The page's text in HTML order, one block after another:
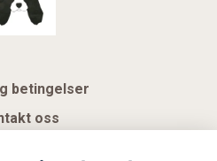
betingelser
oss